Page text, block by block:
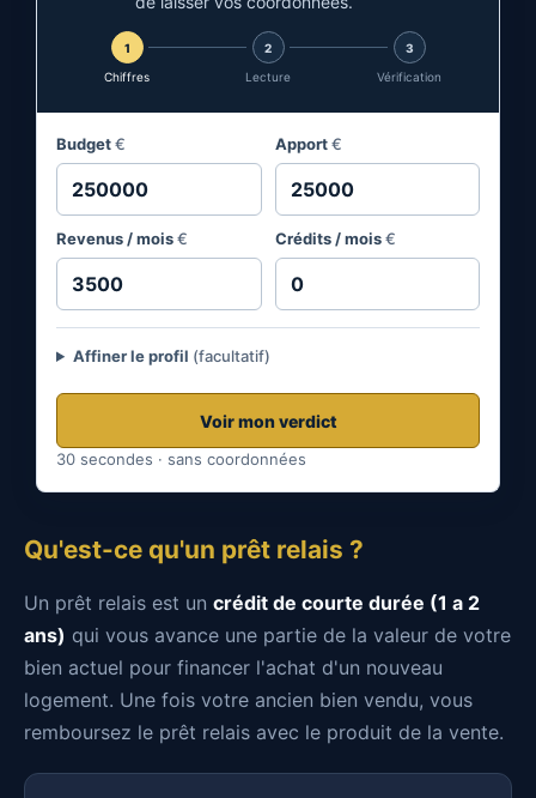
1
Chiffres
2
Lecture
3
Vérification
Budget€ Apport€
Revenus / mois€ Crédits / mois€
Affiner le profil (facultatif)
Voir mon verdict
30 secondes · sans coordonnées
Qu'est-ce qu'un prêt relais ?
Un prêt relais est un crédit de courte durée (1 a 2
ans) qui vous avance une partie de la valeur de votre
bien actuel pour financer l'achat d'un nouveau
logement. Une fois votre ancien bien vendu, vous
remboursez le prêt relais avec le produit de la vente.